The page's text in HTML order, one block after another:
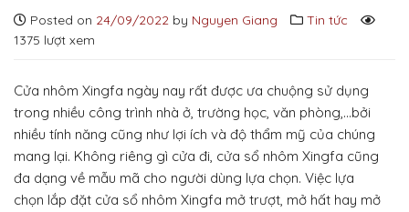
Posted on 24/09/2022 by Nguyen Giang
Tin tức
1375 lượt xem
Cửa nhôm Xingfa ngày nay rất được ưa chuộng sử dụng
trong nhiều công trình nhà ở, trường học, văn phòng,…bởi
nhiều tính năng cũng như lợi ích và độ thẩm mỹ của chúng
mang lại. Không riêng gì cửa đi, cửa sổ nhôm Xingfa cũng
đa dạng về mẫu mã cho người dùng lựa chọn. Việc lựa
chọn lắp đặt cửa sổ nhôm Xingfa mở trượt, mở hất hay mở